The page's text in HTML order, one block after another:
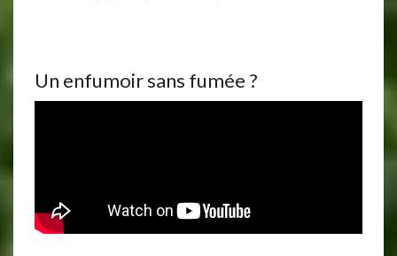
Un enfumoir sans fumée ?